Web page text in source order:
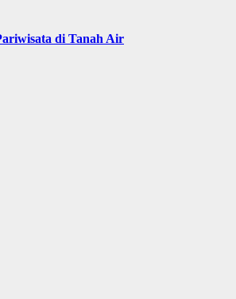
di Tanah Air